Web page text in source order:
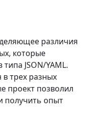
различия
которые
JSON/YAML.
трех разных
проект позволил
получить опыт